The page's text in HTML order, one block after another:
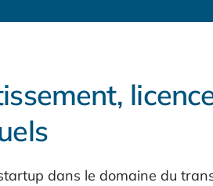
dans le domaine du